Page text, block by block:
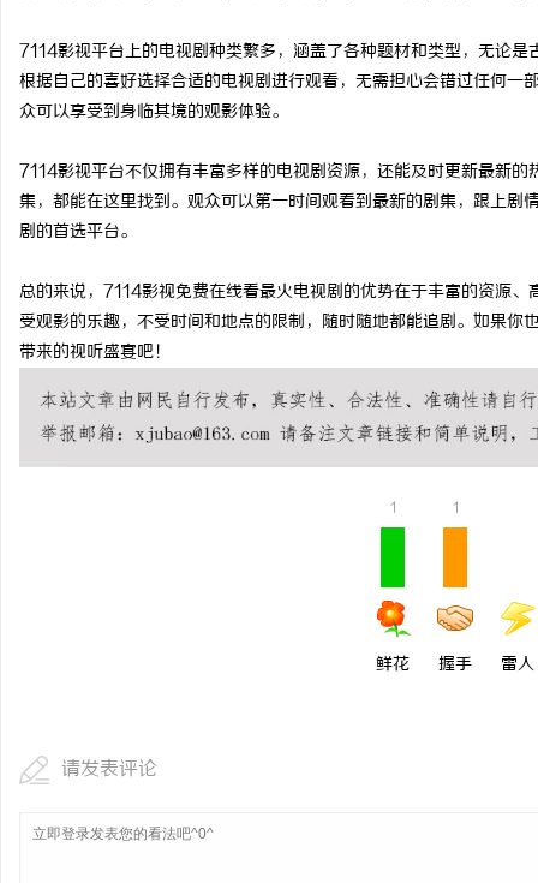
7114影视平台上的电视剧种类繁多，涵盖了各种题材和类型，无论
根据自己的喜好选择合适的电视剧进行观看，无需担心会错过任何
众可以享受到身临其境的观影体验。
7114影视平台不仅拥有丰富多样的电视剧资源，还能及时更新最新
集，都能在这里找到。观众可以第一时间观看到最新的剧集，跟上
剧的首选平台。
总的来说，7114影视免费在线看最火电视剧的优势在于丰富的资源
受观影的乐趣，不受时间和地点的限制，随时随地都能追剧。如果
带来的视听盛宴吧！
1
鲜花
1
握手 雷人
请发表评论
条，焊锡球，焊锡丝，万山焊锡，焊锡条、
锡条，巨一，焊锡，无铅焊锡球
2026年哈尔滨弘祥消防
岗，直通消防控制室核心